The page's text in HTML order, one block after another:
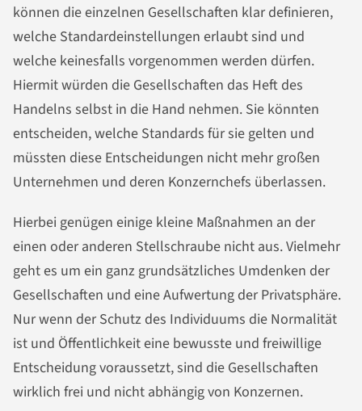
können die einzelnen Gesellschaften klar definieren,
welche Standardeinstellungen erlaubt sind und
welche keinesfalls vorgenommen werden dürfen.
Hiermit würden die Gesellschaften das Heft des
Handelns selbst in die Hand nehmen. Sie könnten
entscheiden, welche Standards für sie gelten und
müssten diese Entscheidungen nicht mehr großen
Unternehmen und deren Konzernchefs überlassen.
Hierbei genügen einige kleine Maßnahmen an der
einen oder anderen Stellschraube nicht aus. Vielmehr
geht es um ein ganz grundsätzliches Umdenken der
Gesellschaften und eine Aufwertung der Privatsphäre.
Nur wenn der Schutz des Individuums die Normalität
ist und Öffentlichkeit eine bewusste und freiwillige
Entscheidung voraussetzt, sind die Gesellschaften
wirklich frei und nicht abhängig von Konzernen.